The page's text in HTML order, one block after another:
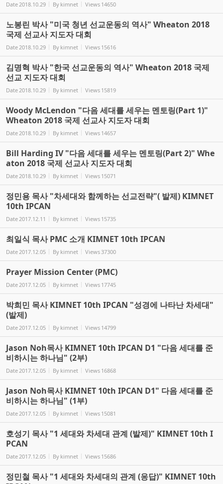
Date2018.10.29 By kimnet Views 14650
노봉린 박사 "미국 청년 선교운동의 역사" Wheaton 2018
국제 선교사 지도자 대회
Date2018.10.29 By kimnet Views 15616
김명혁 박사 "한국 선교운동의 역사" Wheaton 2018 국제
선교 지도자 대회
Date2018.10.29 By kimnet Views 15819
Woody McLendon "다음 세대를 세우는 멘토링(Part 1)"
Wheaton 2018 국제 선교사 지도자 대회
Date2018.10.29 By kimnet Views 14657
Bill Harding IV "다음 세대를 세우는 멘토링(Part 2)" Whe
aton 2018 국제 선교사 지도자 대회
Date2018.10.29 By kimnet Views 15071
정민용 목사 "차세대와 함께하는 선교전략"( 발제) KIMNET
10th IPCAN
Date2017.12.11 By kimnet Views 15735
최일식 목사 PMC 소개 KIMNET 10th IPCAN
Date2017.12.05 By kimnet Views37300
Prayer Mission Center (PMC)
Date2017.12.05 By kimnet Views 17745
박희민 목사 KIMNET 10th IPCAN "성경에 나타난 차세대"
(발제)
Date2017.12.05 By kimnet Views 14799
Jason Noh목사 KIMNET 10th IPCAN D1 "다음 세대를 준
비하시는 하나님" (2부)
Date2017.12.05 By kimnet Views 16868
Jason Noh목사 KIMNET 10th IPCAN D1" 다음 세대를 준
비하시는 하나님" (1부)
Date2017.12.05 By kimnet Views 15081
호성기 목사 "1 세대와 차세대 관계 (발제)" KIMNET 10th I
PCAN
Date2017.12.05 By kimnet Views 15686
정민철 목사 "1 세대와 차세대의 관계 (응답)" KIMNET 10th